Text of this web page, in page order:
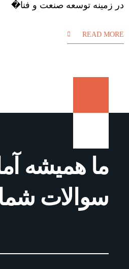
در زمینه توسعه صنعت و فنا�
READ MORE
ما همیشه
سوالات